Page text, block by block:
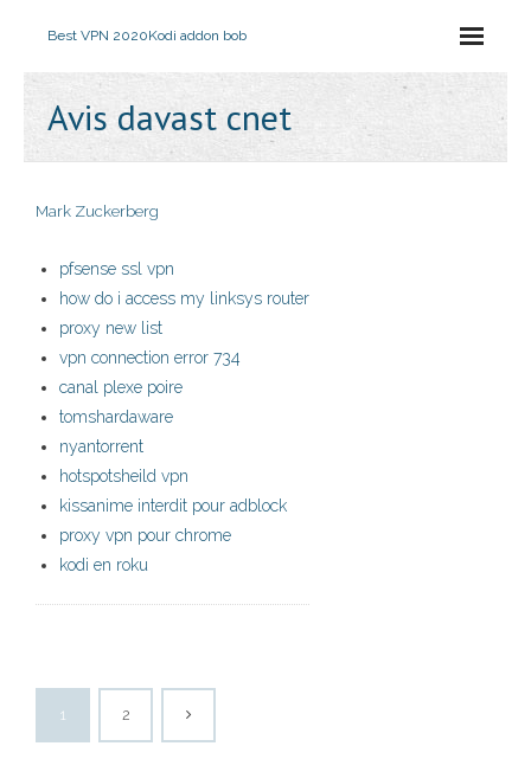
Best VPN 2020Kodi addon bob
Avis davast cnet
Mark Zuckerberg
pfsense ssl vpn
how do i access my linksys router
proxy new list
vpn connection error 734
canal plexe poire
tomshardaware
nyantorrent
hotspotsheild vpn
kissanime interdit pour adblock
proxy vpn pour chrome
kodi en roku
1 2